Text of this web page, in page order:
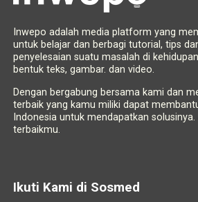
Inwepo adalah media platform yang
untuk belajar dan berbagi tutorial, tips
penyelesaian suatu masalah di
bentuk teks, gambar. dan video.
Dengan bergabung bersama kami dan
terbaik yang kamu miliki dapat
Indonesia untuk mendapatkan
terbaikmu.
Ikuti Kami di Sosmed